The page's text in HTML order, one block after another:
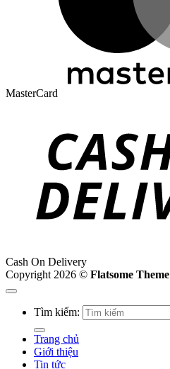
MasterCard
Cash On Delivery
Copyright 2026 © Flatsome Theme
Tìm kiếm:
Trang chủ
Giới thiệu
Tin tức